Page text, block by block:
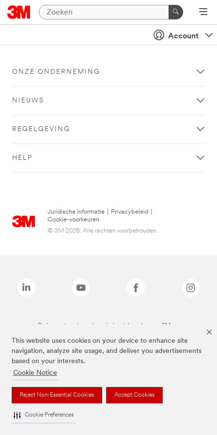
This website uses cookies on your device to enhance site
navigation, analyze site usage, and deliver you advertisements
based on your interests.
Cookie Notice
Reject Non-Essential Cookies Accept Cookies
Cookie Preferences
Account
ONZE ONDERNEMING
NIEUWS
REGELGEVING
HELP
Juridische Informatie Privacybeleid
Cookie-voorkeuren
© 3M 2026. Alle rechten voorbehouden.
De bovenstaande merken zijn handelsmerken van 3M.we